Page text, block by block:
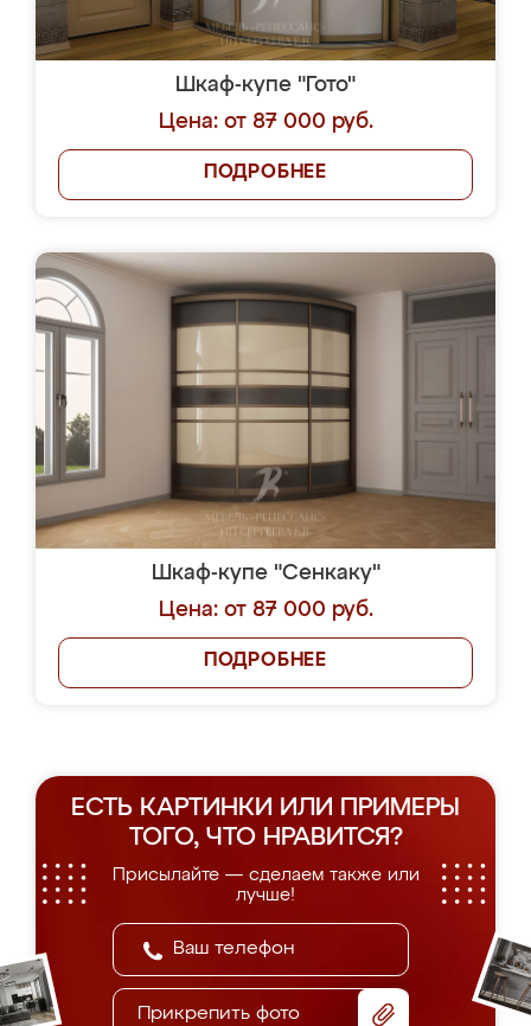
Шкаф-купе "Гото"
Цена: от 87 000 руб.
ПОДРОБНЕЕ
Шкаф-купе "Сенкаку"
Цена: от 87 000 руб.
ПОДРОБНЕЕ
ЕСТЬ КАРТИНКИ ИЛИ ПРИМЕРЫ
ТОГО, ЧТО НРАВИТСЯ?
Присылайте — сделаем также или
лучше!
Прикрепить фото